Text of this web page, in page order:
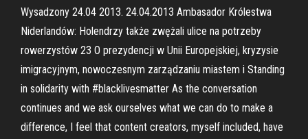
Wysadzony 24.04 2013. 24.04.2013 Ambasador Królestwa
Niderlandów: Holendrzy także zwężali ulice na potrzeby
rowerzystów 23 O prezydencji w Unii Europejskiej, kryzysie
imigracyjnym, nowoczesnym zarządzaniu miastem i Standing
in solidarity with #blacklivesmatter As the conversation
continues and we ask ourselves what we can do to make a
difference, I feel that content creators, myself included, have